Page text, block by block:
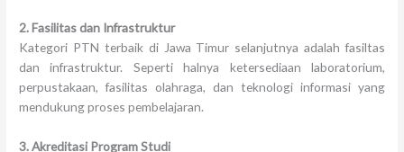
2. Fasilitas dan Infrastruktur
Kategori PTN terbaik di Jawa Timur selanjutnya adalah fasiltas
dan infrastruktur. Seperti halnya ketersediaan laboratorium,
perpustakaan, fasilitas olahraga, dan teknologi informasi yang
mendukung proses pembelajaran.
3. Akreditasi Program Studi